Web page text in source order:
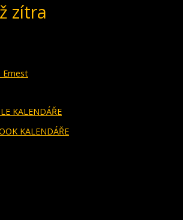
zítra
Ernest
KALENDÁŘE
KALENDÁŘE